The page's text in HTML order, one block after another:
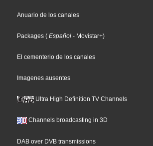
Anuario de los canales
Packages ( Español - Movistar+)
El cementerio de los canales
Imagenes ausentes
Ultra High Definition TV Channels
Channels broadcasting in 3D
DAB over DVB transmissions